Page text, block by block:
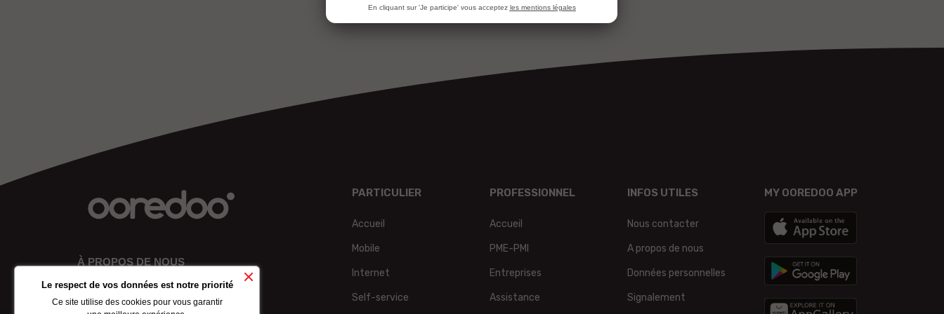
À PROPOS DE NOUS
PARTICULIER
Accueil
Mobile
Internet
Self-service
PROFESSIONNEL
Accueil
PME-PMI
Entreprises
Assistance
INFOS UTILES
Nous contacter
A propos de nous
Données personnelles
Signalement
MY OOREDOO APP
Le respect de vos données est notre priorité
Ce site utilise des cookies pour vous garantir
En cliquant sur 'Je participe' vous acceptez les mentions légales